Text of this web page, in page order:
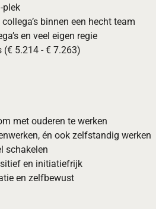
plek
binnen een hecht team
en veel eigen regie
(€ 5.214 - € 7.263)
met ouderen te werken
én ook zelfstandig werken
schakelen
en initiatiefrijk
en zelfbewust